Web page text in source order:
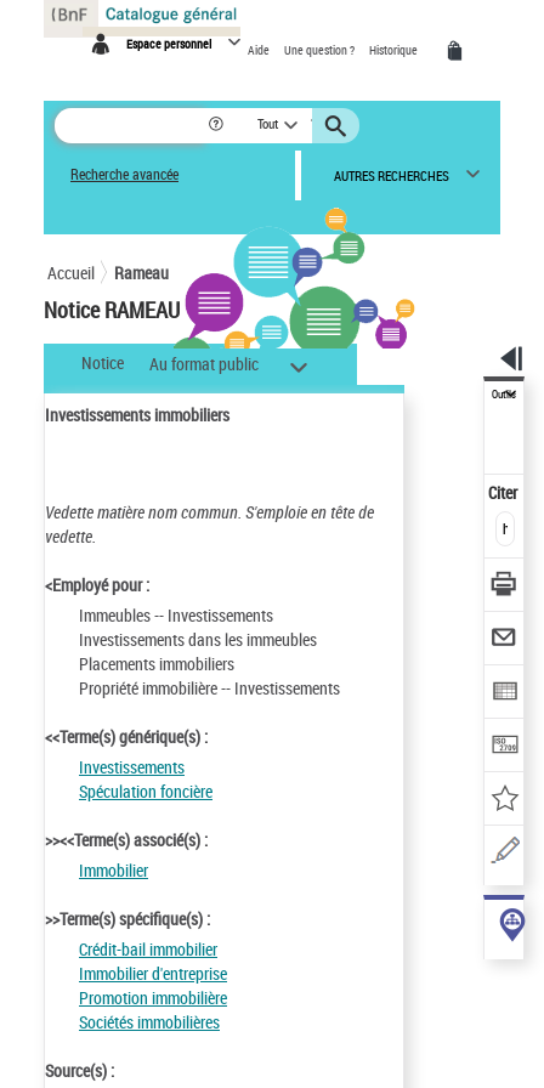
Espace personnel Aide Une question ? Historique
Tout
Recherche avancée AUTRES RECHERCHES
Accueil Rameau
Notice RAMEAU
Notice Au format public
Investissements immobiliers
Vedette matière nom commun. S'emploie en tête de
vedette.
<Employé pour :
Immeubles -- Investissements
Investissements dans les immeubles
Placements immobiliers
Propriété immobilière -- Investissements
<<Terme(s) générique(s) :
Investissements
Spéculation foncière
>><<Terme(s) associé(s) :
Immobilier
>>Terme(s) spécifique(s) :
Crédit-bail immobilier
Immobilier d'entreprise
Promotion immobilière
Sociétés immobilières
Source(s) :
Outils
Citer
Panneau de gestion des cookies